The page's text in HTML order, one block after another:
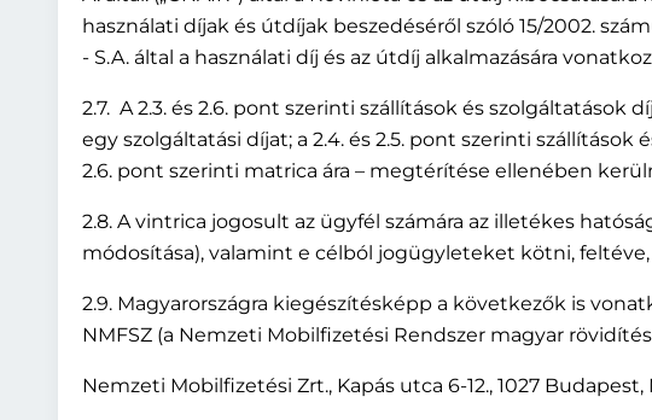
használati díjak és útdíjak beszedéséről szóló 15/2002.
- S.A. által a használati díj és az útdíj alkalmazására
2.7. A 2.3. és 2.6. pont szerinti szállítások és
egy szolgáltatási díjat; a 2.4. és 2.5. pont szerinti
2.6. pont szerinti matrica ára – megtérítése ellenében
2.8. A vintrica jogosult az ügyfél számára az illetékes
módosítása), valamint e célból jogügyleteket kötni,
2.9. Magyarországra kiegészítésképp a következők is
NMFSZ (a Nemzeti Mobilfizetési Rendszer magyar
Nemzeti Mobilfizetési Zrt., Kapás utca 6-12., 1027 Budapest,